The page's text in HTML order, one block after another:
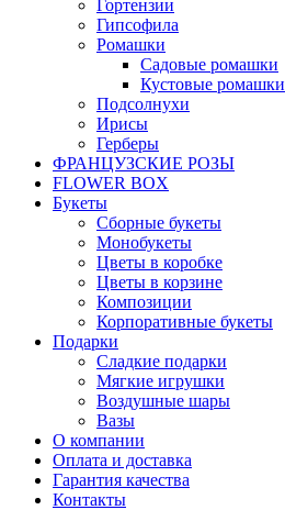
Гортензии
Гипсофила
Ромашки
Садовые ромашки
Кустовые ромашки
Подсолнухи
Ирисы
Герберы
ФРАНЦУЗСКИЕ РОЗЫ
FLOWER BOX
Букеты
Сборные букеты
Монобукеты
Цветы в коробке
Цветы в корзине
Композиции
Корпоративные букеты
Подарки
Сладкие подарки
Мягкие игрушки
Воздушные шары
Вазы
О компании
Оплата и доставка
Гарантия качества
Контакты